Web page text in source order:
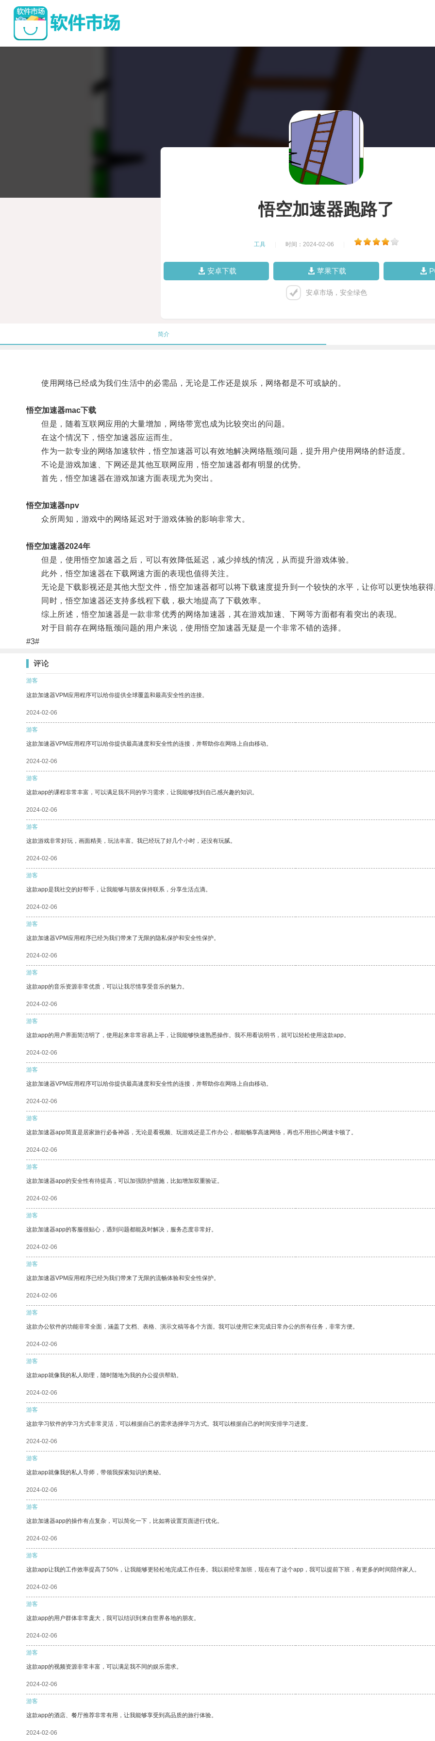
悟空加速器跑路了
工具 时间：2024-02-06
安卓下载 苹果下载
安卓市场，安全绿色
简介
使用网络已经成为我们生活中的必需品，无论是工作还是娱乐，网络都是不可或缺的。
悟空加速器mac下载
但是，随着互联网应用的大量增加，网络带宽也成为比较突出的问题。
在这个情况下，悟空加速器应运而生。
作为一款专业的网络加速软件，悟空加速器可以有效地解决网络瓶颈问题，提升用户使用网络的舒适度。
不论是游戏加速、下网还是其他互联网应用，悟空加速器都有明显的优势。
首先，悟空加速器在游戏加速方面表现尤为突出。
悟空加速器npv
众所周知，游戏中的网络延迟对于游戏体验的影响非常大。
悟空加速器2024年
但是，使用悟空加速器之后，可以有效降低延迟，减少掉线的情况，从而提升游戏体验。
此外，悟空加速器在下载网速方面的表现也值得关注。
无论是下载影视还是其他大型文件，悟空加速器都可以将下载速度提升到一个较快的水平，让你可以更快地获得
同时，悟空加速器还支持多线程下载，极大地提高了下载效率。
综上所述，悟空加速器是一款非常优秀的网络加速器，其在游戏加速、下网等方面都有着突出的表现。
对于目前存在网络瓶颈问题的用户来说，使用悟空加速器无疑是一个非常不错的选择。
#3#
评论
游客
这款加速器VPM应用程序可以给你提供全球覆盖和最高安全性的连接。
2024-02-06
游客
这款加速器VPM应用程序可以给你提供最高速度和安全性的连接，并帮助你在网络上自由移动。
2024-02-06
游客
这款app的课程非常丰富，可以满足我不同的学习需求，让我能够找到自己感兴趣的知识。
2024-02-06
游客
这款游戏非常好玩，画面精美，玩法丰富。我已经玩了好几个小时，还没有玩腻。
2024-02-06
游客
这款app是我社交的好帮手，让我能够与朋友保持联系，分享生活点滴。
2024-02-06
游客
这款加速器VPM应用程序已经为我们带来了无限的隐私保护和安全性保护。
2024-02-06
游客
这款app的音乐资源非常优质，可以让我尽情享受音乐的魅力。
2024-02-06
游客
这款app的用户界面简洁明了，使用起来非常容易上手，让我能够快速熟悉操作。我不用看说明书，就可以轻松使用这款app。
2024-02-06
游客
这款加速器VPM应用程序可以给你提供最高速度和安全性的连接，并帮助你在网络上自由移动。
2024-02-06
游客
这款加速器app简直是居家旅行必备神器，无论是看视频、玩游戏还是工作办公，都能畅享高速网络，再也不用担心网速卡顿了。
2024-02-06
游客
这款加速器app的安全性有待提高，可以加强防护措施，比如增加双重验证。
2024-02-06
游客
这款加速器app的客服很贴心，遇到问题都能及时解决，服务态度非常好。
2024-02-06
游客
这款加速器VPM应用程序已经为我们带来了无限的流畅体验和安全性保护。
2024-02-06
游客
这款办公软件的功能非常全面，涵盖了文档、表格、演示文稿等各个方面。我可以使用它来完成日常办公的所有任务，非常方便。
2024-02-06
游客
这款app就像我的私人助理，随时随地为我的办公提供帮助。
2024-02-06
游客
这款学习软件的学习方式非常灵活，可以根据自己的需求选择学习方式。我可以根据自己的时间安排学习进度。
2024-02-06
游客
这款app就像我的私人导师，带领我探索知识的奥秘。
2024-02-06
游客
这款加速器app的操作有点复杂，可以简化一下，比如将设置页面进行优化。
2024-02-06
游客
这款app让我的工作效率提高了50%，让我能够更轻松地完成工作任务。我以前经常加班，现在有了这个app，我可以提前下班，有更多的时间陪伴家人。
2024-02-06
游客
这款app的用户群体非常庞大，我可以结识到来自世界各地的朋友。
2024-02-06
游客
这款app的视频资源非常丰富，可以满足我不同的娱乐需求。
2024-02-06
游客
这款app的酒店、餐厅推荐非常有用，让我能够享受到高品质的旅行体验。
2024-02-06